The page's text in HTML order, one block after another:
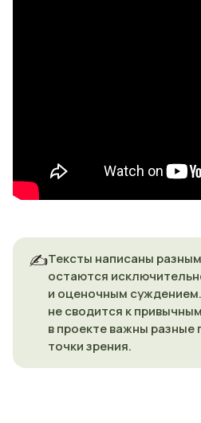
✍️Тексты написаны
остаются
и оценочным
не сводится к
в проекте важны разные
точки зрения.